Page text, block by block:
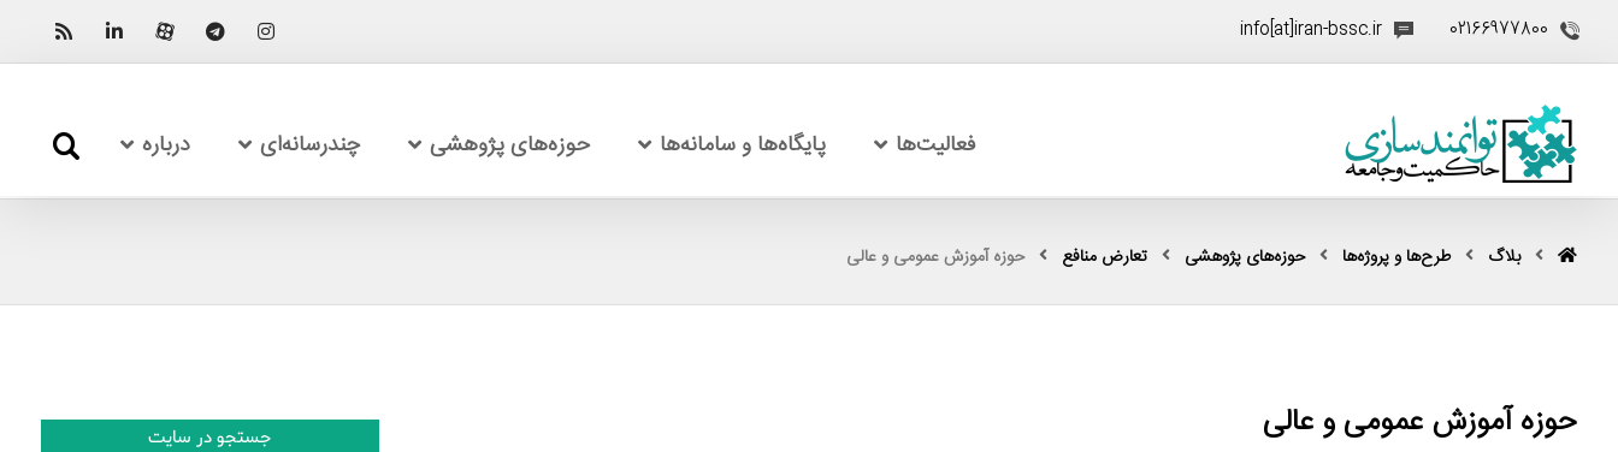
02166977800
info[at]iran-bssc.ir
فعالیت‌ها پایگاه‌ها و سامانه‌ها حوزه‌های پژوهشی چندرسانه‌ای درباره
بلاگ طرح‌ها و پروژه‌ها حوزه‌های پژوهشی تعارض منافع حوزه آموزش عمومی و عالی
حوزه آموزش عمومی و عالی جستجو در سایت